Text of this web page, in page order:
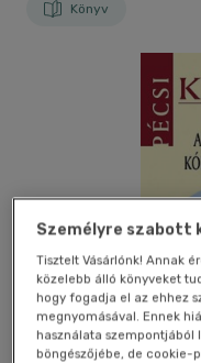
Könyv
Személyre szabott
Tisztelt Vásárlónk! Annak
közelebb álló könyveket
hogy fogadja el az ehhez
megnyomásával. Ennek
használata szempontjából
böngészőjébe, de cookie-